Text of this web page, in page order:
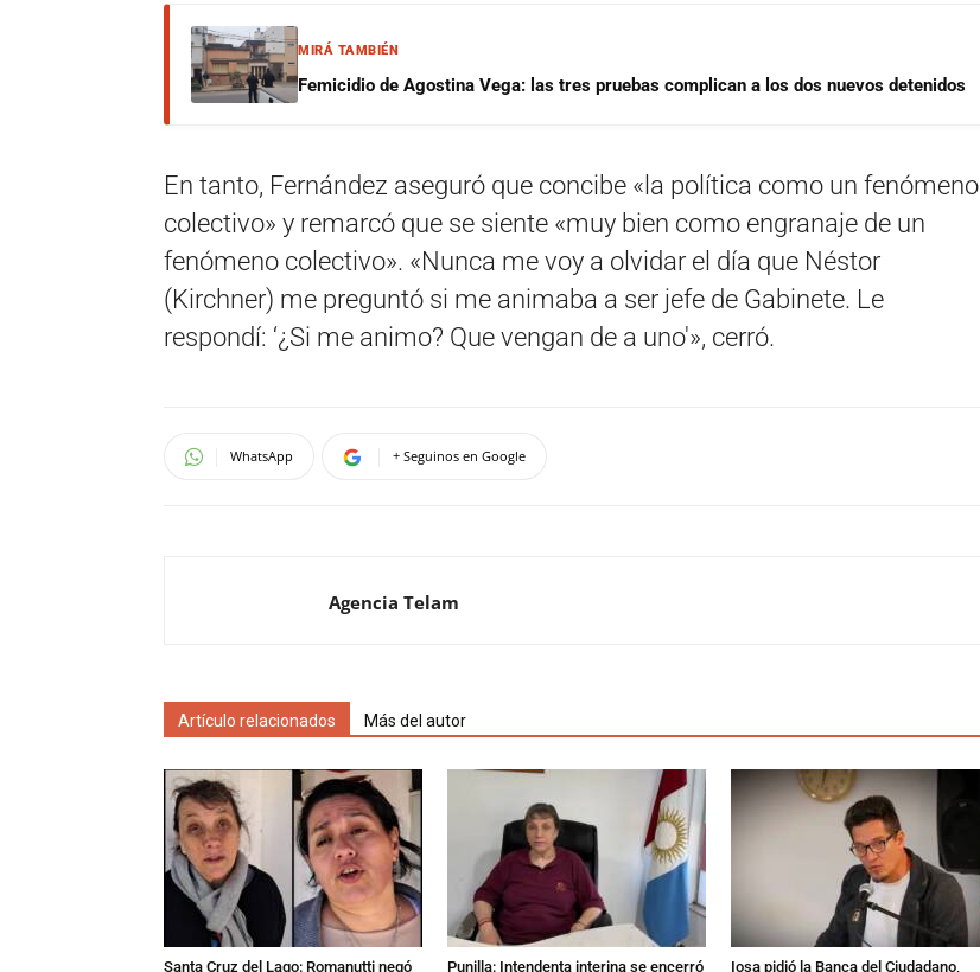
MIRÁ TAMBIÉN
Femicidio de Agostina Vega: las tres pruebas complican a los dos nuevos detenidos
En tanto, Fernández aseguró que concibe «la política como un fenómeno
colectivo» y remarcó que se siente «muy bien como engranaje de un
fenómeno colectivo». «Nunca me voy a olvidar el día que Néstor
(Kirchner) me preguntó si me animaba a ser jefe de Gabinete. Le
respondí: ‘¿Si me animo? Que vengan de a uno'», cerró.
WhatsApp + Seguinos en Google
Agencia Telam
Artículo relacionados Más del autor
Santa Cruz del Lago: Romanutti negó
Punilla: Intendenta interina se encerró
Iosa pidió la Banca del Ciudadano,